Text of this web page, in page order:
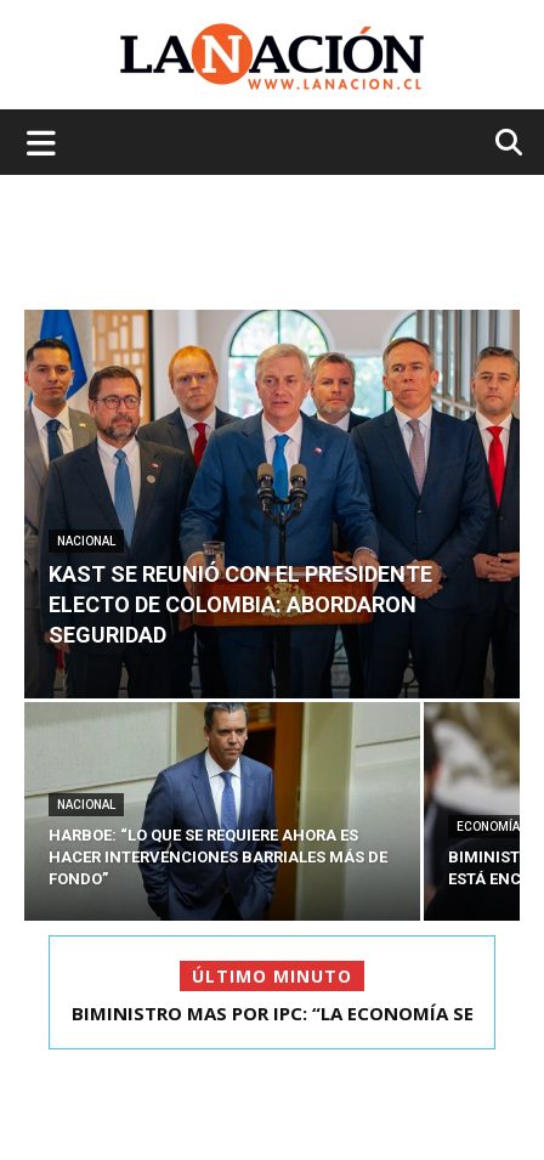
NACIONAL
KAST SE REUNIÓ CON EL PRESIDENTE
ELECTO DE COLOMBIA: ABORDARON
SEGURIDAD
NACIONAL
HARBOE: “LO QUE SE REQUIERE AHORA ES
HACER INTERVENCIONES BARRIALES MÁS DE
FONDO”
ECONOMÍA
BIMINISTRO
ESTÁ
ÚLTIMO MINUTO
KAST SE REUNIÓ CON EL PRESIDENTE ELECTO DE
BIMINISTRO MAS POR IPC: “LA ECONOMÍA SE